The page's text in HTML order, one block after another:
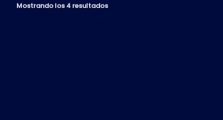
Mostrando los 4 resultados